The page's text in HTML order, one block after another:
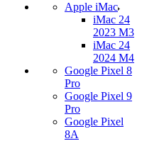
Apple iMac
iMac 24
2023 M3
iMac 24
2024 M4
Google Pixel 8
Pro
Google Pixel 9
Pro
Google Pixel
8A